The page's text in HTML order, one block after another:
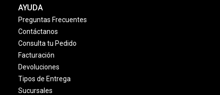
AYUDA
Preguntas Frecuentes
Contáctanos
Consulta tu Pedido
Facturación
Devoluciones
Tipos de Entrega
Sucursales